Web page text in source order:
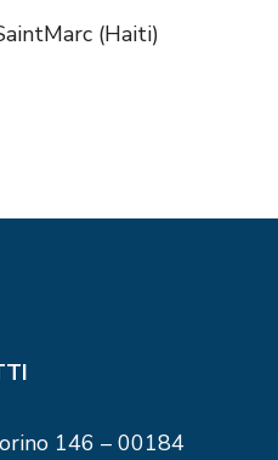
(Haiti)
146 – 00184